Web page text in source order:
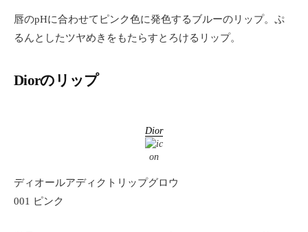
唇のpHに合わせてピンク色に発色するブルーのリップ。ぷ
るんとしたツヤめきをもたらすとろけるリップ。
Diorのリップ
Dior
ディオールアディクトリップグロウ
001 ピンク